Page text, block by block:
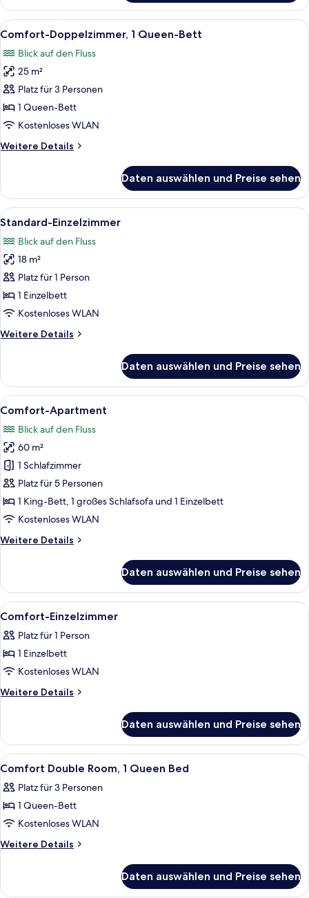
Doppelzimmer
Alle
Fotos
für
Comfort-
Doppelzimmer,
1
Queen-
anzeigen
Ein Hotelzimmer mit zwei Betten,
5
Comfort-Doppelzimmer, 1 Queen-Bett
Blick auf den Fluss
25 m²
Platz für 3 Personen
1 Queen-Bett
Kostenloses WLAN
Weitere Details
Weitere
Doppelzimmer,
Queen-
Daten auswählen und Preise sehen
Alle
Fotos
für
Standard-
Einzelzimmer
anzeigen
Standard-Einzelzimmer |
4
Standard-Einzelzimmer
Blick auf den Fluss
18 m²
Platz für 1 Person
1 Einzelbett
Kostenloses WLAN
Weitere Details
Weitere
Einzelzimmer
Daten auswählen und Preise sehen
Alle
Fotos
für
Comfort-
Apartment
anzeigen
Ein Hotelzimmer mit einem großen
13
Comfort-Apartment
Blick auf den Fluss
60 m²
1 Schlafzimmer
Platz für 5 Personen
1 King-Bett, 1 großes Schlafsofa und 1 Einzelbett
Kostenloses WLAN
Weitere Details
Weitere
Apartment
Daten auswählen und Preise sehen
Alle
Fotos
für
Comfort-
Einzelzimmer
anzeigen
Comfort-Einzelzimmer |
4
Comfort-Einzelzimmer
Platz für 1 Person
1 Einzelbett
Kostenloses WLAN
Weitere Details
Weitere
Einzelzimmer
Daten auswählen und Preise sehen
Alle
Fotos
für
Comfort
Double
Room,
Bed
Ein Hotelzimmer mit einem Bett,
5
Comfort Double Room, 1 Queen Bed
Platz für 3 Personen
1 Queen-Bett
Kostenloses WLAN
Weitere Details
Weitere
Double
Daten auswählen und Preise sehen